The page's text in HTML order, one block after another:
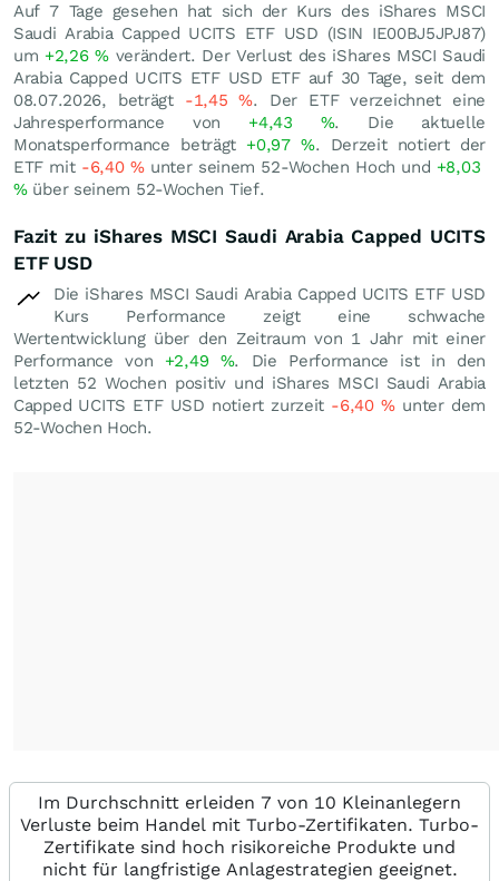
Auf 7 Tage gesehen hat sich der Kurs des iShares MSCI
Saudi Arabia Capped UCITS ETF USD (ISIN IE00BJ5JPJ87)
um +2,26%verändert. Der Verlust des iShares MSCI Saudi
Arabia Capped UCITS ETF USD ETF auf 30 Tage, seit dem
08.07.2026, beträgt -1,45%. Der ETF verzeichnet eine
Jahresperformance von +4,43 %. Die aktuelle
Monatsperformance beträgt +0,97 %. Derzeit notiert der
ETF mit -6,40 %unter seinem 52-Wochen Hoch und +8,03
%über seinem 52-Wochen Tief.
Fazit zu iShares MSCI Saudi Arabia Capped UCITS
ETF USD
Die iShares MSCI Saudi Arabia Capped UCITS ETF USD
Kurs Performance zeigt eine schwache
Wertentwicklung über den Zeitraum von 1 Jahr mit einer
Performance von +2,49 %. Die Performance ist in den
letzten 52 Wochen positiv und iShares MSCI Saudi Arabia
Capped UCITS ETF USD notiert zurzeit -6,40%unter dem
52-Wochen Hoch.
Im Durchschnitt erleiden 7 von 10 Kleinanlegern
Verluste beim Handel mit Turbo-Zertifikaten. Turbo-
Zertifikate sind hoch risikoreiche Produkte und
nicht für langfristige Anlagestrategien geeignet.